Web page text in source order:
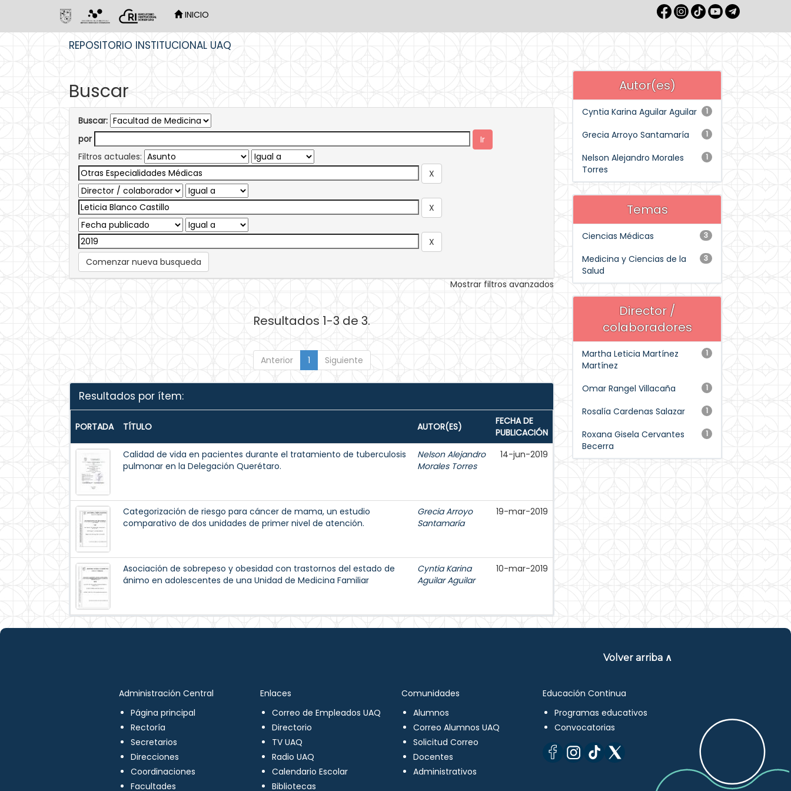
INICIO
REPOSITORIO INSTITUCIONAL UAQ
Buscar
Buscar:
por
Filtros actuales:
Comenzar nueva busqueda
Mostrar filtros avanzados
Resultados 1-3 de 3.
Anterior 1 Siguiente
Resultados por ítem:
PORTADA TÍTULO AUTOR(ES)
FECHA DE
PUBLICACIÓN
Calidad de vida en pacientes durante el tratamiento de tuberculosis
pulmonar en la Delegación Querétaro.
Nelson Alejandro
Morales Torres
14-jun-2019
Categorización de riesgo para cáncer de mama, un estudio
comparativo de dos unidades de primer nivel de atención.
Grecia Arroyo
Santamaría
19-mar-2019
Asociación de sobrepeso y obesidad con trastornos del estado de
ánimo en adolescentes de una Unidad de Medicina Familiar
Cyntia Karina
Aguilar Aguilar
10-mar-2019
Autor(es)
1
Cyntia Karina Aguilar Aguilar
1
Grecia Arroyo Santamaría
1
Nelson Alejandro Morales
Torres
Temas
3
Ciencias Médicas
3
Medicina y Ciencias de la
Salud
Director /
colaboradores
1
Martha Leticia Martínez
Martínez
1
Omar Rangel Villacaña
1
Rosalía Cardenas Salazar
1
Roxana Gisela Cervantes
Becerra
Volver arriba ∧
Administración Central
Página principal
Rectoría
Secretarios
Direcciones
Coordinaciones
Facultades
Enlaces
Correo de Empleados UAQ
Directorio
TV UAQ
Radio UAQ
Calendario Escolar
Bibliotecas
Comunidades
Alumnos
Correo Alumnos UAQ
Solicitud Correo
Docentes
Administrativos
Educación Continua
Programas educativos
Convocatorias